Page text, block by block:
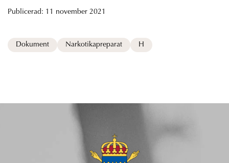
Publicerad: 11 november 2021
Dokument Narkotikapreparat H